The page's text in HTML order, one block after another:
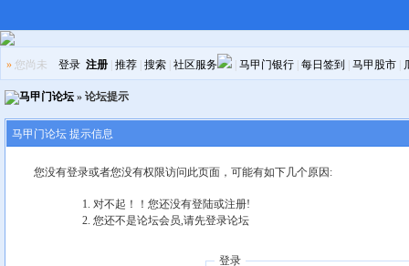
» 您尚未 登录 注册 推荐 搜索 社区服务 马甲门银行 每日签到 马甲股市
马甲门论坛 » 论坛提示
马甲门论坛 提示信息
您没有登录或者您没有权限访问此页面，可能有如下几个原因:
对不起！！您还没有登陆或注册!
您还不是论坛会员,请先登录论坛
登录